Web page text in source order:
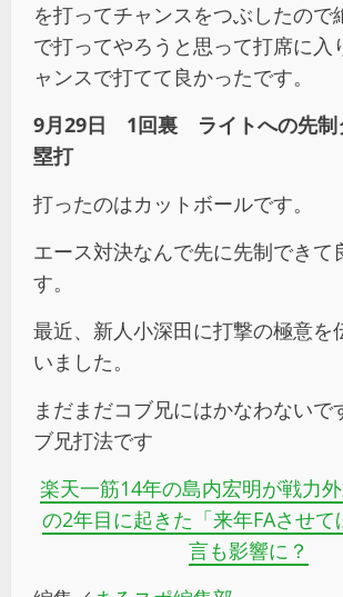
を打ってチャンスをつぶしたので
で打ってやろうと思って打席に入
ャンスで打てて良かったです。
9月29日 1回裏 ライトへの先制
塁打
打ったのはカットボールです。
エース対決なんで先に先制できて
す。
最近、新人小深田に打撃の極意を
いました。
まだまだコブ兄にはかなわないで
ブ兄打法です
楽天一筋14年の島内宏明が戦力
の2年目に起きた「来年FAさせて
言も影響に？